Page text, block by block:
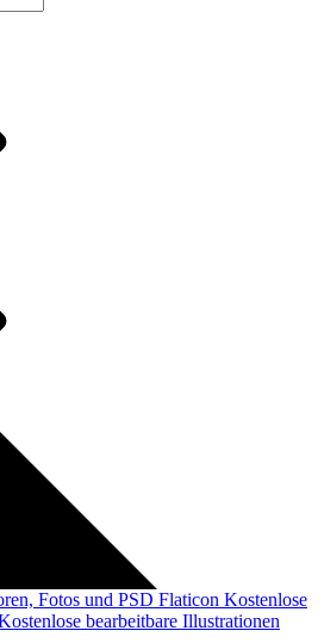
Fotos und PSD Flaticon Kostenlose
bearbeitbare Illustrationen